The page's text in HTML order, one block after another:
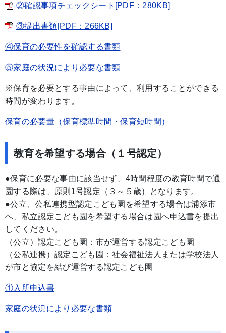
②確認事項チェックシート[PDF：280KB]
③提出書類[PDF：266KB]
④保育の必要性を確認する書類
⑤家庭の状況により必要な書類
※保育を必要とする事由によって、利用することができる
時間が変わります。
保育の必要量（保育標準時間・保育短時間）
教育を希望する場合（１号認定）
●保育に必要な事由に該当せず、4時間程度の教育時間で通
園する際は、原則1号認定（３～５歳）となります。
●公立、公私連携型認定こども園を希望する場合は浦添市
へ、私立認定こども園を希望する場合は園へ申込書を提出
してください。
（公立）認定こども園：市が運営する認定こども園
（公私連携）認定こども園：社会福祉法人または学校法人
が市と協定を結び運営する認定こども園
①入所申込書
家庭の状況により必要な書類